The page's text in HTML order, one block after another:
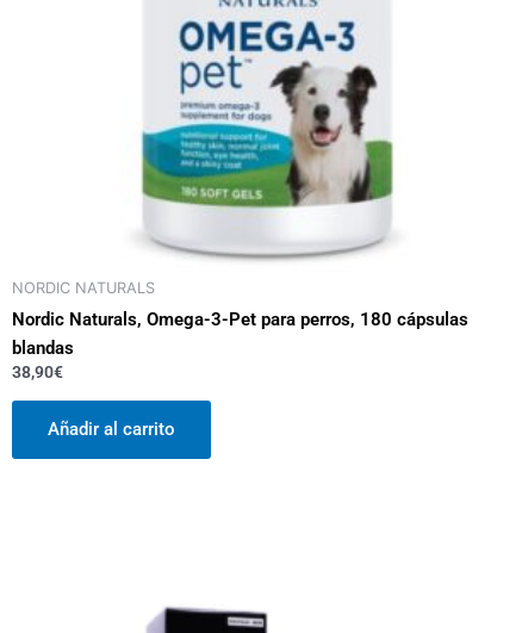
NORDIC NATURALS
Nordic Naturals, Omega-3-Pet para perros, 180 cápsulas
blandas
38,90€
Añadir al carrito